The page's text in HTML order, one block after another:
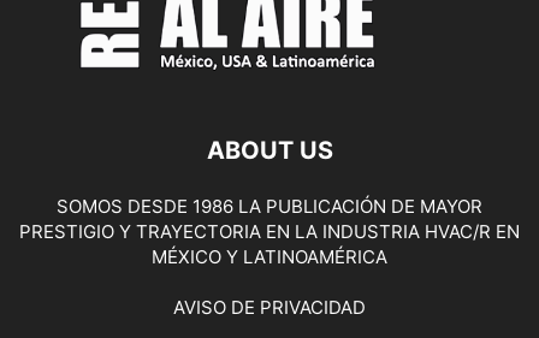
ABOUT US
SOMOS DESDE 1986 LA PUBLICACIÓN DE MAYOR
PRESTIGIO Y TRAYECTORIA EN LA INDUSTRIA HVAC/R EN
MÉXICO Y LATINOAMÉRICA
AVISO DE PRIVACIDAD